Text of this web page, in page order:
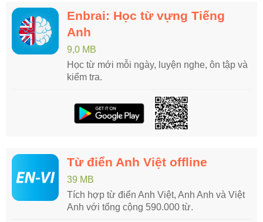
Enbrai: Học từ vựng Tiếng
Anh
9,0 MB
Học từ mới mỗi ngày, luyện nghe, ôn tập và
kiểm tra.
Từ điển Anh Việt offline
39 MB
Tích hợp từ điển Anh Việt, Anh Anh và Việt
Anh với tổng cộng 590.000 từ.